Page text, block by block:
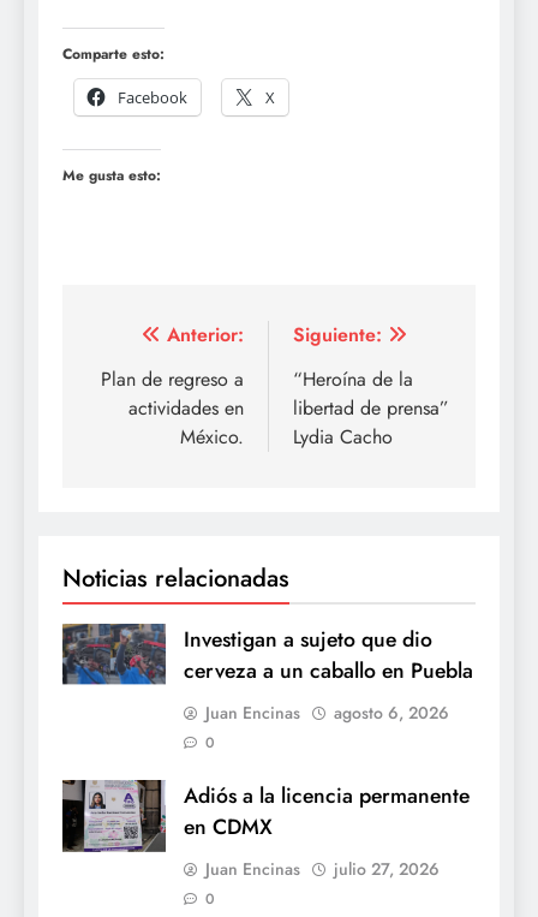
Comparte esto:
Facebook
X
Me gusta esto:
Navegación
de
entradas
Anterior:
Plan de regreso a
actividades en
México.
Siguiente:
“Heroína de la
libertad de prensa”
Lydia Cacho
Noticias relacionadas
Investigan a sujeto que dio
cerveza a un caballo en Puebla
Juan Encinas agosto 6, 2026
0
Adiós a la licencia permanente
en CDMX
Juan Encinas julio 27, 2026
0